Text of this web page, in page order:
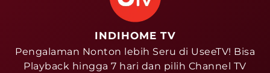
INDIHOME TV
Pengalaman Nonton lebih Seru di UseeTV! Bisa
Playback hingga 7 hari dan pilih Channel TV